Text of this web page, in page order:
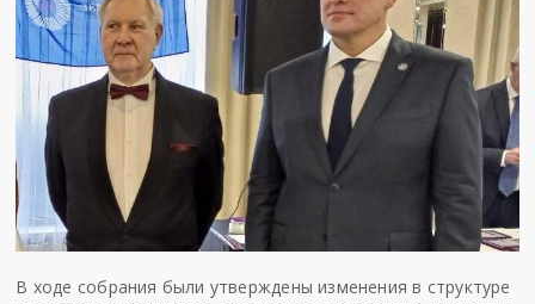
В ходе собрания были утверждены изменения в структуре